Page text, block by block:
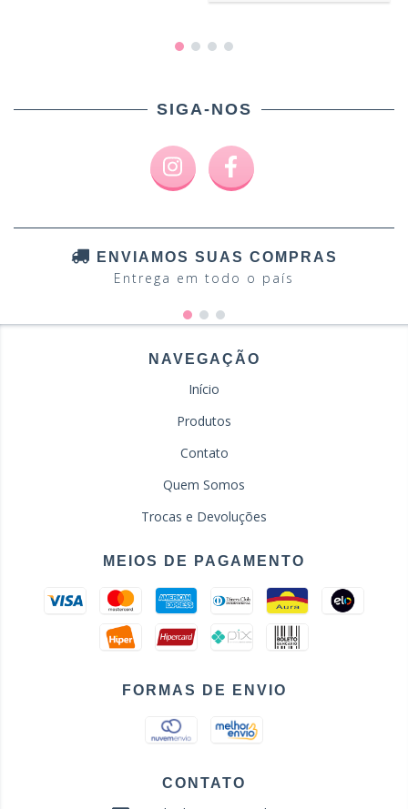
SIGA-NOS
ENVIAMOS SUAS COMPRAS
Entrega em todo o país
NAVEGAÇÃO
Início
Produtos
Contato
Quem Somos
Trocas e Devoluções
MEIOS DE PAGAMENTO
FORMAS DE ENVIO
CONTATO